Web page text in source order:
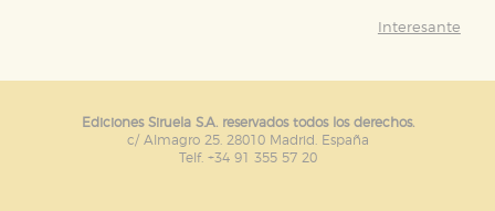
Interesante
Ediciones Siruela S.A. reservados todos los derechos.
c/ Almagro 25. 28010 Madrid. España
Telf. +34 91 355 57 20